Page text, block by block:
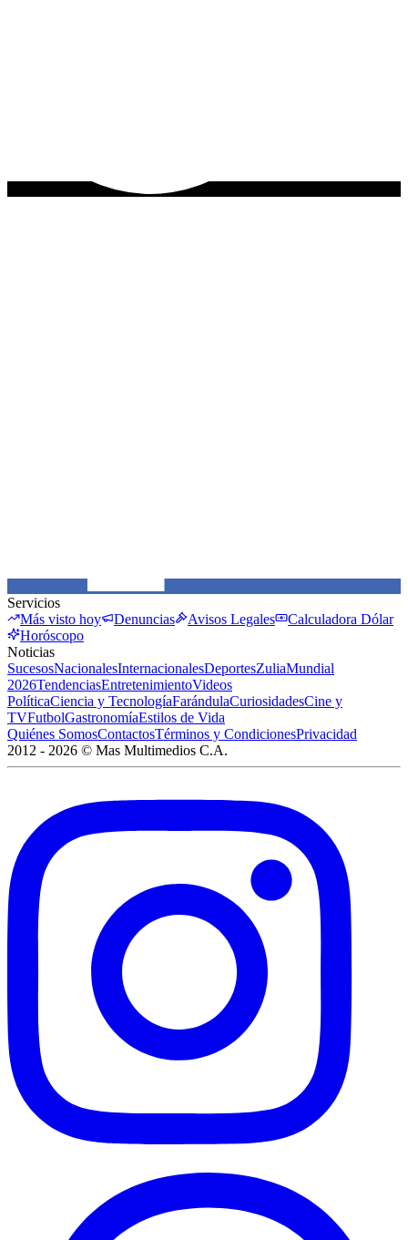
Servicios
Más visto hoy
Denuncias Avisos Legales
Calculadora Dólar
Horóscopo
Noticias
SucesosNacionalesInternacionalesDeportesZuliaMundial
2026TendenciasEntretenimientoVideos
PolíticaCiencia y TecnologíaFarándulaCuriosidadesCine y
TVFutbolGastronomíaEstilos de Vida
Quiénes SomosContactosTérminos y CondicionesPrivacidad
2012 - 2026 © Mas Multimedios C.A.